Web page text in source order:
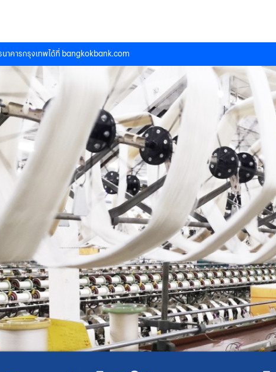
นาคารกรุงเทพได้ที่ bangkokbank.com